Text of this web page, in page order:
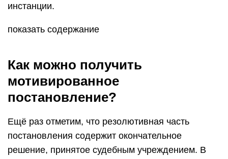
инстанции.
показать содержание
Как можно получить
мотивированное
постановление?
Ещё раз отметим, что резолютивная часть
постановления содержит окончательное
решение, принятое судебным учреждением. В